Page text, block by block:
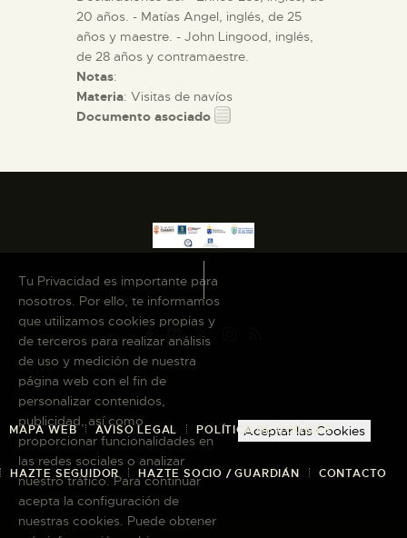
20 años. - Matías Angel, inglés, de 25
años y maestre. - John Lingood, inglés,
de 28 años y contramaestre.
Notas:
Materia: Visitas de navíos
Documento asociado
MAPA WEB AVISO LEGAL POLÍTICA DE COOKIES
HAZTE SEGUIDOR HAZTE SOCIO / GUARDIÁN CONTACTO
Tu Privacidad es importante para
nosotros. Por ello, te informamos
que utilizamos cookies propias y
de terceros para realizar análisis
de uso y medición de nuestra
página web con el fin de
personalizar contenidos,
publicidad, así como
proporcionar funcionalidades en
las redes sociales o analizar
nuestro tráfico. Para continuar
acepta la configuración de
nuestras cookies. Puede obtener
Aceptar las Cookies